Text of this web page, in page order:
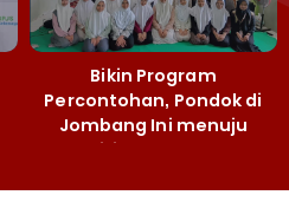
Bikin Program
Percontohan, Pondok di
Jombang Ini menuju
Mandiri Kelola Sampah